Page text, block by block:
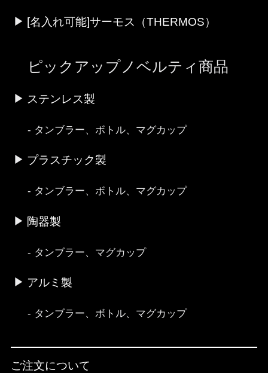
[名入れ可能]サーモス（THERMOS）
ピックアップノベルティ商品
ステンレス製
タンブラー、ボトル、マグカップ
プラスチック製
タンブラー、ボトル、マグカップ
陶器製
タンブラー、マグカップ
アルミ製
タンブラー、ボトル、マグカップ
ご注文について